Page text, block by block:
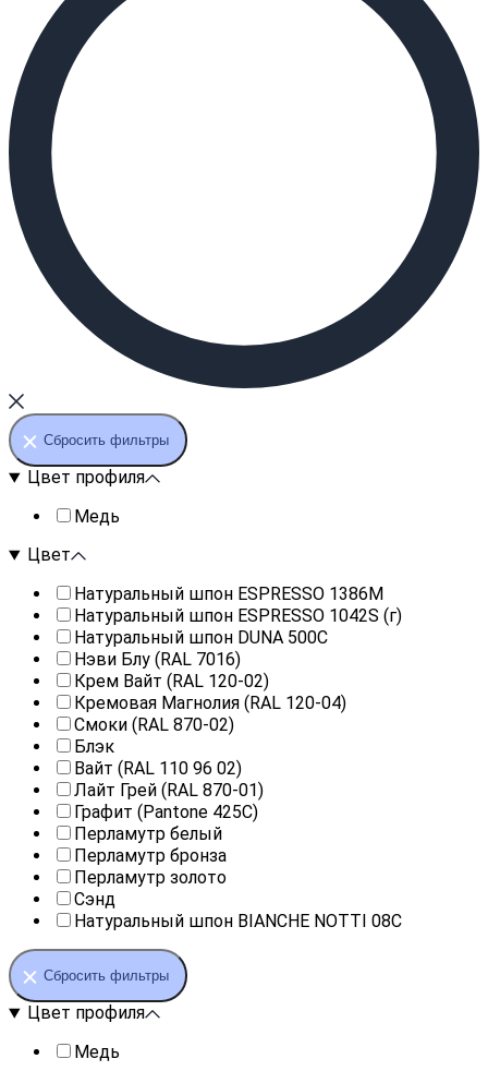
Сбросить фильтры
Цвет профиля
Медь
Цвет
Натуральный шпон ESPRESSO 1386M
Натуральный шпон ESPRESSO 1042S (г)
Натуральный шпон DUNA 500C
Нэви Блу (RAL 7016)
Крем Вайт (RAL 120-02)
Кремовая Магнолия (RAL 120-04)
Смоки (RAL 870-02)
Блэк
Вайт (RAL 110 96 02)
Лайт Грей (RAL 870-01)
Графит (Pantone 425С)
Перламутр белый
Перламутр бронза
Перламутр золото
Сэнд
Натуральный шпон BIANCHE NOTTI 08С
Сбросить фильтры
Цвет профиля
Медь